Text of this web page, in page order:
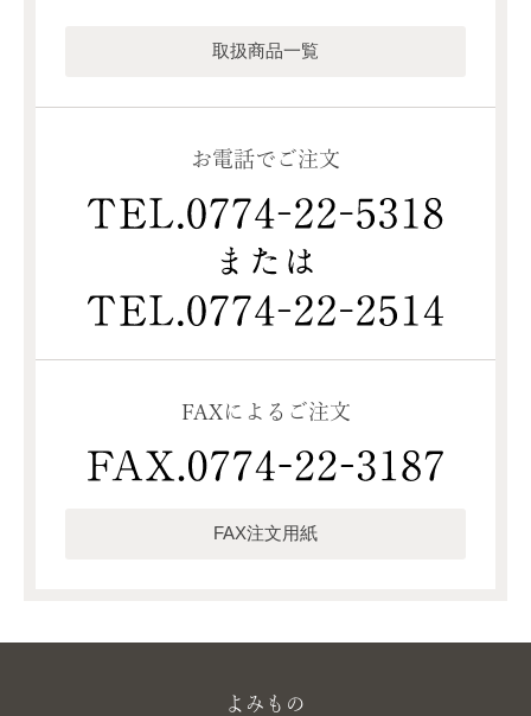
取扱商品一覧
お電話でご注文
FAXによるご注文
FAX注文用紙
よみもの